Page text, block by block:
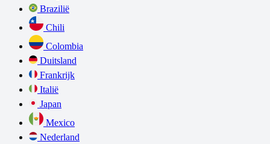
Brazilië
Chili
Colombia
Duitsland
Frankrijk
Italië
Japan
Mexico
Nederland